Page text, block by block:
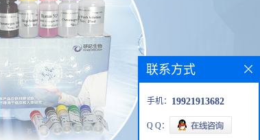
联系方式
手机： 19921913682
Q Q：